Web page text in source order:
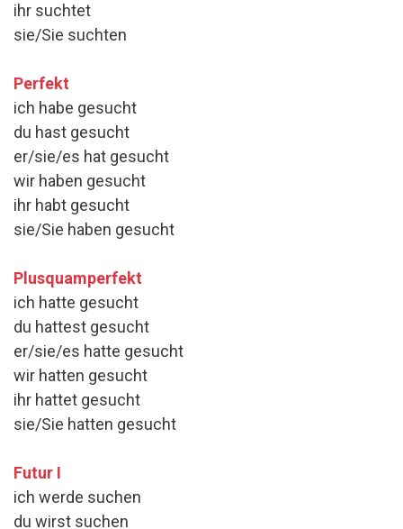
ihr suchtet
sie/Sie suchten
Perfekt
ich habe gesucht
du hast gesucht
er/sie/es hat gesucht
wir haben gesucht
ihr habt gesucht
sie/Sie haben gesucht
Plusquamperfekt
ich hatte gesucht
du hattest gesucht
er/sie/es hatte gesucht
wir hatten gesucht
ihr hattet gesucht
sie/Sie hatten gesucht
Futur I
ich werde suchen
du wirst suchen